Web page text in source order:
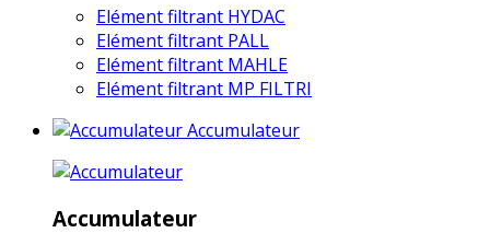
Elément filtrant HYDAC
Elément filtrant PALL
Elément filtrant MAHLE
Elément filtrant MP FILTRI
Accumulateur
Accumulateur